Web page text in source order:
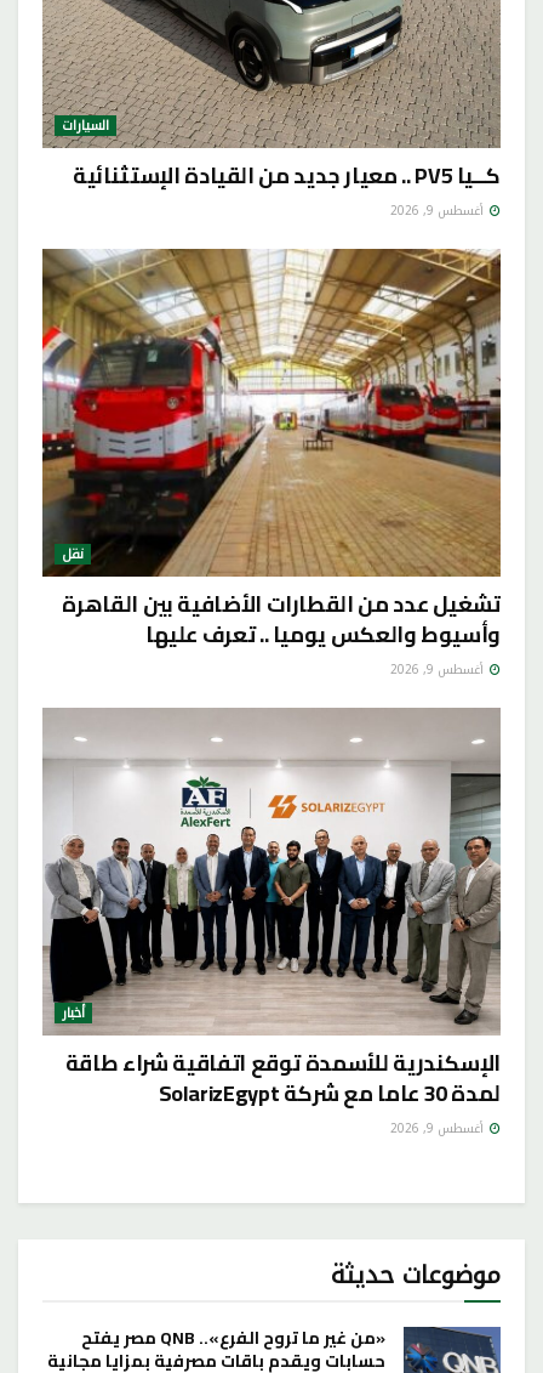
السيارات
كــيا PV5 .. معيار جديد من القيادة الإستثنائية
أغسطس 9, 2026
نقل
تشغيل عدد من القطارات الأضافية بين القاهرة
وأسيوط والعكس يوميا .. تعرف عليها
أغسطس 9, 2026
أخبار
الإسكندرية للأسمدة توقع اتفاقية شراء طاقة
لمدة 30 عاما مع شركة SolarizEgypt
أغسطس 9, 2026
موضوعات حديثة
«من غير ما تروح الفرع».. QNB مصر يفتح
حسابات ويقدم باقات مصرفية بمزايا مجانية